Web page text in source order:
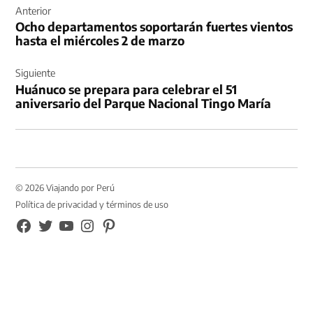
de
entradas
Anterior
Ocho departamentos soportarán fuertes vientos
hasta el miércoles 2 de marzo
Siguiente
Huánuco se prepara para celebrar el 51
aniversario del Parque Nacional Tingo María
© 2026 Viajando por Perú
Política de privacidad y términos de uso
FB
TW YouTubeInstagramPinterest